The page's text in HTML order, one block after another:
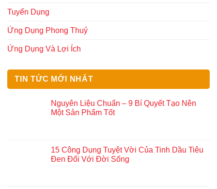
Tuyển Dụng
Ứng Dụng Phong Thuỷ
Ứng Dụng Và Lợi Ích
TIN TỨC MỚI NHẤT
Nguyên Liệu Chuẩn – 9 Bí Quyết Tạo Nên
Một Sản Phẩm Tốt
15 Công Dụng Tuyệt Vời Của Tinh Dầu Tiêu
Đen Đối Với Đời Sống